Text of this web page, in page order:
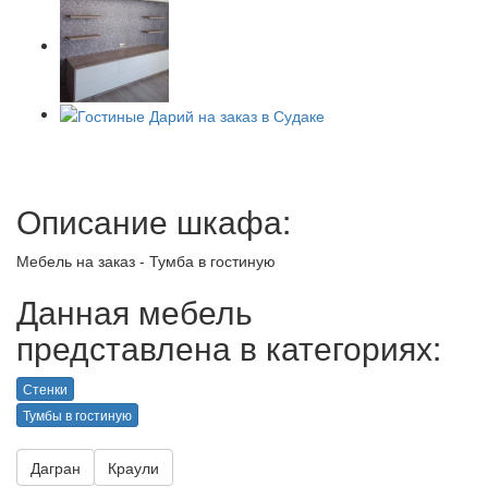
Описание шкафа:
Мебель на заказ - Тумба в гостиную
Данная мебель
представлена в категориях:
Стенки
Тумбы в гостиную
Дагран Краули